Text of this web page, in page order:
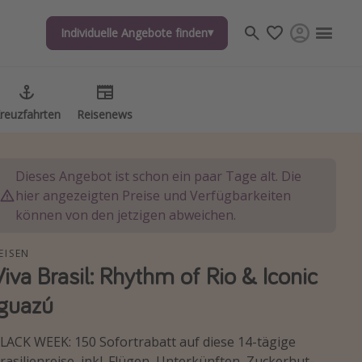
Individuelle Angebote finden
Reisenews
Individuelle Angebote finden
Reisenews
Dieses Angebot ist schon ein paar Tage alt. Die
hier angezeigten Preise und Verfügbarkeiten
können von den jetzigen abweichen.
Brasil: Rhythm of Rio & Iconic
WEEK: 150 Sofortrabatt auf diese 14-tägige